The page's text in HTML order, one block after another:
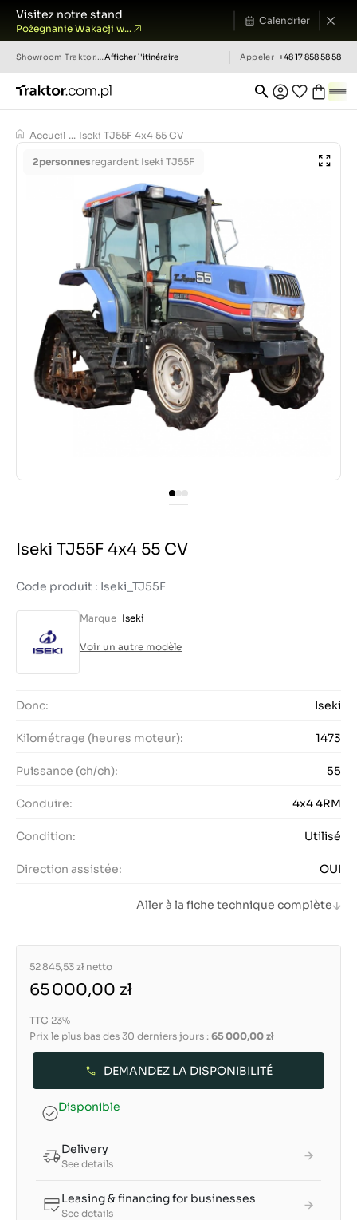
Visitez notre stand
Pożegnanie Wakacji w...
Calendrier
Showroom Traktor.com.pl Afficher l'itinéraire Appeler +48 17 858 58 58
Accueil ... Iseki TJ55F 4x4 55 CV
2personnesregardent Iseki TJ55F
Iseki TJ55F 4x4 55 CV
Code produit : Iseki_TJ55F
Marque Iseki
Voir un autre modèle
Donc: Iseki
Kilométrage (heures moteur): 1473
Puissance (ch/ch): 55
Conduire: 4x4 4RM
Condition: Utilisé
Direction assistée: OUI
Aller à la fiche technique complète
52 845,53 zł netto
65 000,00 zł
TTC 23%
Prix le plus bas des 30 derniers jours : 65 000,00 zł
DEMANDEZ LA DISPONIBILITÉ
Disponible
Delivery
See details
Leasing & financing for businesses
See details